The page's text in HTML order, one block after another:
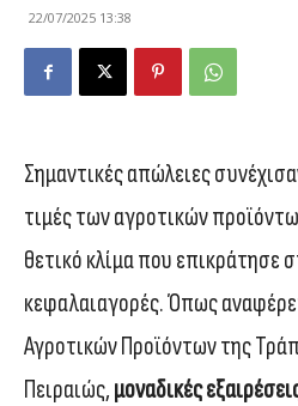
22/07/2025 13:38
Σημαντικές απώλειες
τιμές των αγροτικών
θετικό κλίμα που επικράτησε
κεφαλαιαγορές. Όπως
Αγροτικών Προϊόντων της
Πειραιώς, μοναδικές